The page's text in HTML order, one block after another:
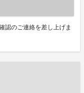
認のご連絡を差し上げま